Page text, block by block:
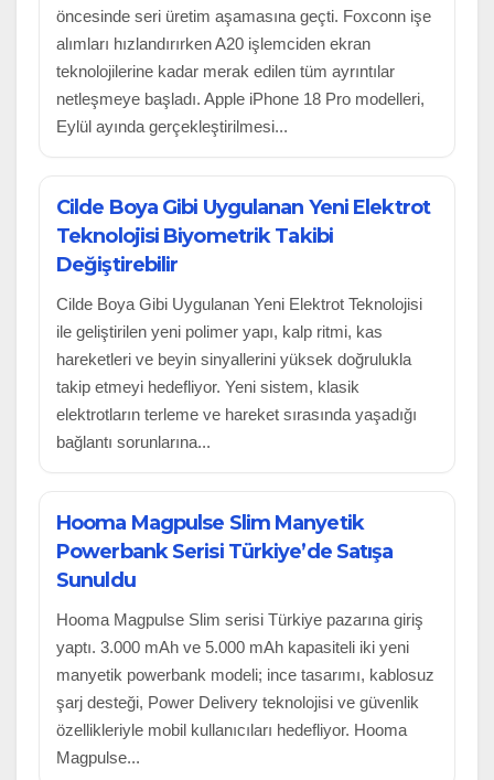
öncesinde seri üretim aşamasına geçti. Foxconn işe
alımları hızlandırırken A20 işlemciden ekran
teknolojilerine kadar merak edilen tüm ayrıntılar
netleşmeye başladı. Apple iPhone 18 Pro modelleri,
Eylül ayında gerçekleştirilmesi...
Cilde Boya Gibi Uygulanan Yeni Elektrot
Teknolojisi Biyometrik Takibi
Değiştirebilir
Cilde Boya Gibi Uygulanan Yeni Elektrot Teknolojisi
ile geliştirilen yeni polimer yapı, kalp ritmi, kas
hareketleri ve beyin sinyallerini yüksek doğrulukla
takip etmeyi hedefliyor. Yeni sistem, klasik
elektrotların terleme ve hareket sırasında yaşadığı
bağlantı sorunlarına...
Hooma Magpulse Slim Manyetik
Powerbank Serisi Türkiye’de Satışa
Sunuldu
Hooma Magpulse Slim serisi Türkiye pazarına giriş
yaptı. 3.000 mAh ve 5.000 mAh kapasiteli iki yeni
manyetik powerbank modeli; ince tasarımı, kablosuz
şarj desteği, Power Delivery teknolojisi ve güvenlik
özellikleriyle mobil kullanıcıları hedefliyor. Hooma
Magpulse...